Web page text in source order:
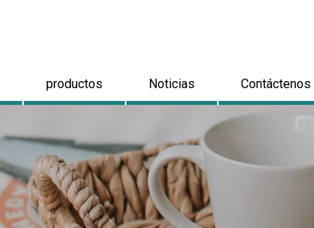
productos Noticias Contáctenos